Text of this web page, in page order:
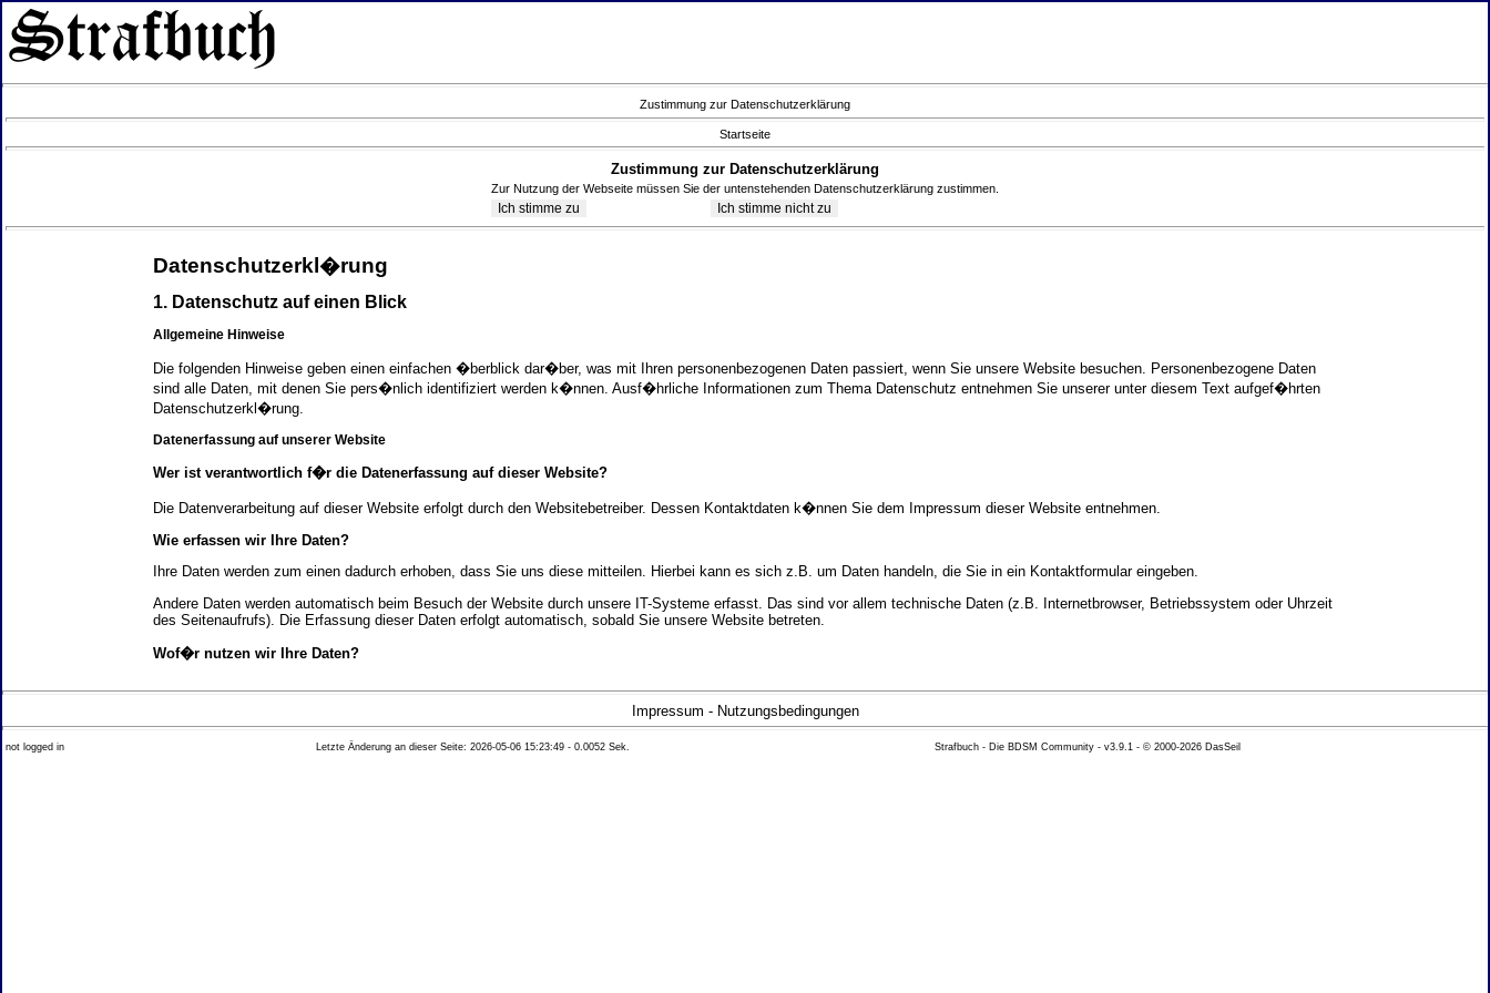
Zustimmung zur Datenschutzerklärung
Startseite
Zustimmung zur Datenschutzerklärung
Zur Nutzung der Webseite müssen Sie der untenstehenden Datenschutzerklärung zustimmen.
Datenschutzerkl�rung
1. Datenschutz auf einen Blick
Allgemeine Hinweise
Die folgenden Hinweise geben einen einfachen �berblick dar�ber, was mit Ihren personenbezogenen Daten passiert, wenn Sie unsere Website besuchen. Personenbezogene Daten
sind alle Daten, mit denen Sie pers�nlich identifiziert werden k�nnen. Ausf�hrliche Informationen zum Thema Datenschutz entnehmen Sie unserer unter diesem Text aufgef�hrten
Datenschutzerkl�rung.
Datenerfassung auf unserer Website
Wer ist verantwortlich f�r die Datenerfassung auf dieser Website?
Die Datenverarbeitung auf dieser Website erfolgt durch den Websitebetreiber. Dessen Kontaktdaten k�nnen Sie dem Impressum dieser Website entnehmen.
Wie erfassen wir Ihre Daten?
Ihre Daten werden zum einen dadurch erhoben, dass Sie uns diese mitteilen. Hierbei kann es sich z.B. um Daten handeln, die Sie in ein Kontaktformular eingeben.
Andere Daten werden automatisch beim Besuch der Website durch unsere IT-Systeme erfasst. Das sind vor allem technische Daten (z.B. Internetbrowser, Betriebssystem oder Uhrzeit
des Seitenaufrufs). Die Erfassung dieser Daten erfolgt automatisch, sobald Sie unsere Website betreten.
Wof�r nutzen wir Ihre Daten?
Ein Teil der Daten wird erhoben, um eine fehlerfreie Bereitstellung der Website zu gew�hrleisten. Andere Daten k�nnen zur Analyse Ihres Nutzerverhaltens verwendet werden.
Welche Rechte haben Sie bez�glich Ihrer Daten?
Sie haben jederzeit das Recht unentgeltlich Auskunft �ber Herkunft, Empf�nger und Zweck Ihrer gespeicherten personenbezogenen Daten zu erhalten. Sie haben au�erdem ein
Impressum - Nutzungsbedingungen
not logged in Letzte Änderung an dieser Seite: 2026-05-06 15:23:49 - 0.0052 Sek. Strafbuch - Die BDSM Community - v3.9.1 - © 2000-2026 DasSeil